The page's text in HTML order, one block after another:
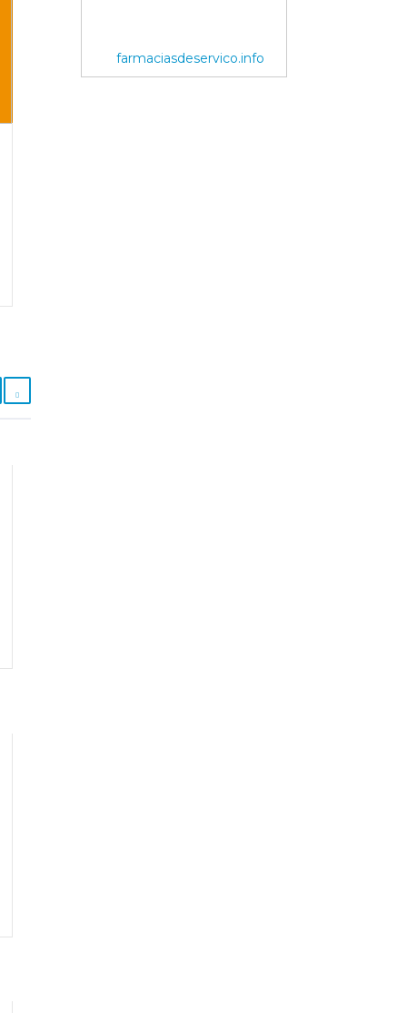
farmaciasdeservico.info